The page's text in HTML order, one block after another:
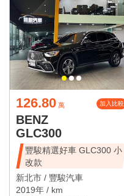
126.80 萬 加入比較
BENZ
GLC300
豐駿精選好車 GLC300 小
改款
新北市 / 豐駿汽車
2019年 / km